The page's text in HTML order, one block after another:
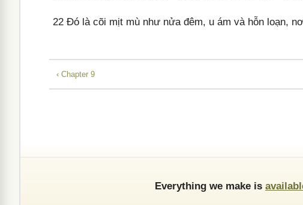
22 Đó là cõi mịt mù như nửa đêm, u ám và hỗn loạn,
‹ Chapter 9
Everything we make is